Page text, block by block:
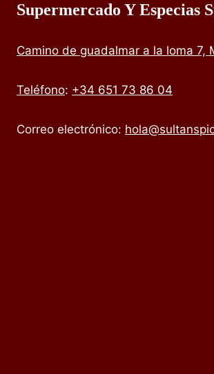
Supermercado Y Especias
Camino de guadalmar a la loma 7,
Teléfono: +34 651 73 86 04
Correo electrónico: